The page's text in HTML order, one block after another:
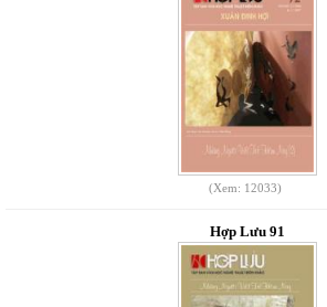
(Xem: 12033)
Hợp Lưu 91